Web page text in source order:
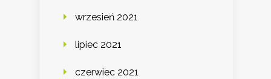
wrzesień 2021
lipiec 2021
czerwiec 2021